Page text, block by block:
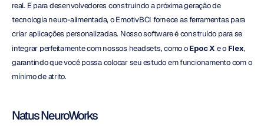
real. E para desenvolvedores construindo a próxima geração de
tecnologia neuro-alimentada, o EmotivBCI fornece as ferramentas para
criar aplicações personalizadas. Nosso software é construído para se
integrar perfeitamente com nossos headsets, como o Epoc X e o Flex,
garantindo que você possa colocar seu estudo em funcionamento com o
mínimo de atrito.
Natus NeuroWorks